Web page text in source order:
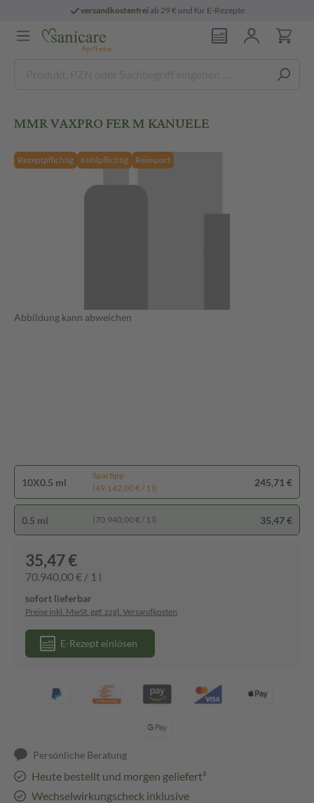
versandkostenfreiab 29 € und für E-Rezepte
MMR VAXPRO FER M KANUELE
Rezeptpflichtig Kühlpflichtig Reimport
Abbildung kann abweichen
10X0.5 ml
Spartipp
(49.142,00 € / 1 l)
245,71 €
0.5 ml (70.940,00 € / 1 l) 35,47 €
35,47 €
70.940,00 € / 1 l
sofort lieferbar
Preise inkl. MwSt. ggf. zzgl. Versandkosten
E-Rezept einlösen
Persönliche Beratung
Heute bestellt und morgen geliefert³
Wechselwirkungscheck inklusive